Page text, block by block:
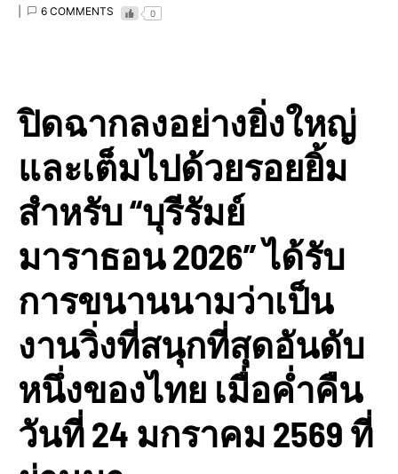
6 COMMENTS 0
ปิดฉากลงอย่างยิ่งใหญ่
และเต็มไปด้วยรอยยิ้ม
สำหรับ “บุรีรัมย์
มาราธอน 2026” ได้รับ
การขนานนามว่าเป็น
งานวิ่งที่สนุกที่สุดอันดับ
หนึ่งของไทย เมื่อค่ำคืน
วันที่ 24 มกราคม 2569 ที่